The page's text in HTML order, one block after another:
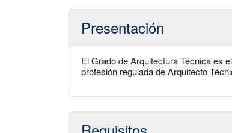
Presentación
El Grado de Arquitectura Técnica es
profesión regulada de Arquitecto